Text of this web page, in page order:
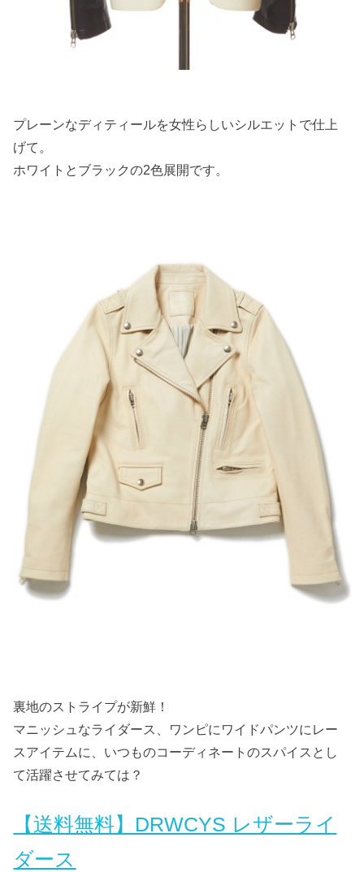
プレーンなディティールを女性らしいシルエットで仕上
げて。
ホワイトとブラックの2色展開です。
裏地のストライプが新鮮！
マニッシュなライダース、ワンピにワイドパンツにレー
スアイテムに、いつものコーディネートのスパイスとし
て活躍させてみては？
【送料無料】DRWCYS レザーライ
ダース